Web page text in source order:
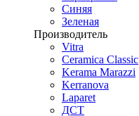
Синяя
Зеленая
Производитель
Vitra
Ceramica Classic
Kerama Marazzi
Kerranova
Laparet
ДСТ